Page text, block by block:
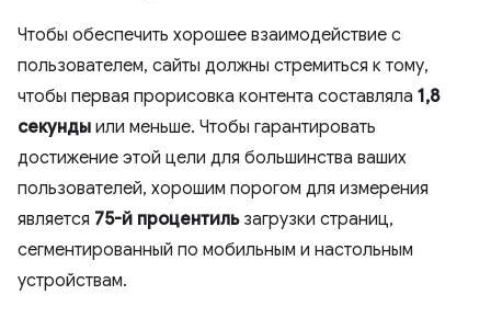
Чтобы обеспечить хорошее взаимодействие с
пользователем, сайты должны стремиться к тому,
чтобы первая прорисовка контента составляла 1,8
секунды или меньше. Чтобы гарантировать
достижение этой цели для большинства ваших
пользователей, хорошим порогом для измерения
является 75-й процентильзагрузки страниц,
сегментированный по мобильным и настольным
устройствам.